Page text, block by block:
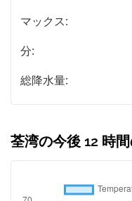
マックス:
分:
総降水量:
荃湾の今後 12 時